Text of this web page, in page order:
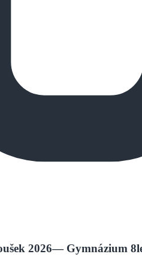
2026— Gymnázium